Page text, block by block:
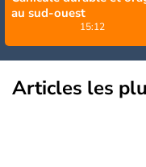
au sud-ouest
15:12
Articles les